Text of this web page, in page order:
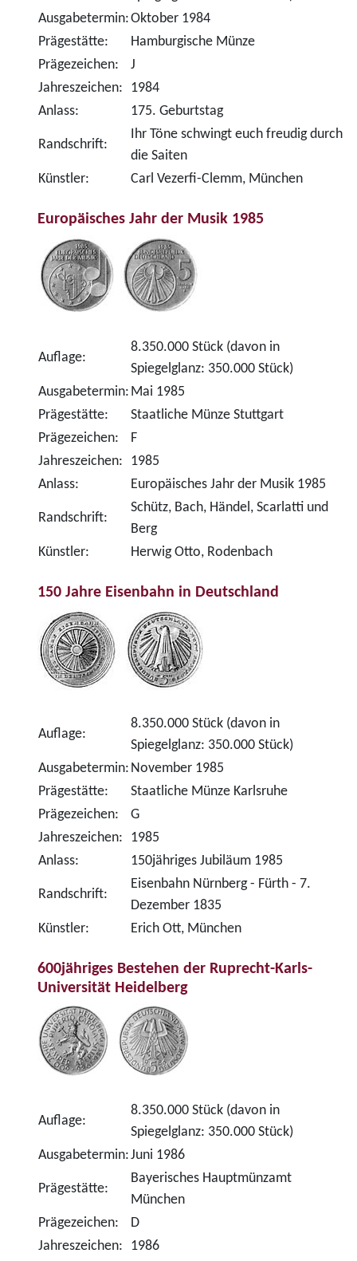
Ausgabetermin:Oktober 1984
Prägestätte:
Hamburgische Münze
Prägezeichen:
J
Jahreszeichen:
1984
Anlass:
175. Geburtstag
Randschrift:
Ihr Töne schwingt euch freudig durch
die Saiten
Künstler:
Carl Vezerfi-Clemm, München
Europäisches Jahr der Musik 1985
Auflage:
8.350.000 Stück (davon in
Spiegelglanz: 350.000 Stück)
Ausgabetermin: Mai 1985
Prägestätte:
Staatliche Münze Stuttgart
Prägezeichen:
F
Jahreszeichen:
1985
Anlass:
Europäisches Jahr der Musik 1985
Randschrift:
Schütz, Bach, Händel, Scarlatti und
Berg
Künstler:
Herwig Otto, Rodenbach
150 Jahre Eisenbahn in Deutschland
Auflage:
8.350.000 Stück (davon in
Spiegelglanz: 350.000 Stück)
Ausgabetermin: November 1985
Prägestätte:
Staatliche Münze Karlsruhe
Prägezeichen:
G
Jahreszeichen:
1985
Anlass:
150jähriges Jubiläum 1985
Randschrift:
Eisenbahn Nürnberg - Fürth - 7.
Dezember 1835
Künstler:
Erich Ott, München
600jähriges Bestehen der Ruprecht-Karls-
Universität Heidelberg
Auflage:
8.350.000 Stück (davon in
Spiegelglanz: 350.000 Stück)
Ausgabetermin:Juni 1986
Prägestätte:
Bayerisches Hauptmünzamt
München
Prägezeichen:
D
Jahreszeichen:
1986